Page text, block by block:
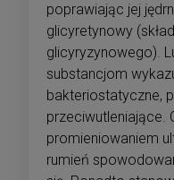
poprawiając jej
glicyretynowy
glicyryzynowego).
substancjom
bakteriostatyczne,
przeciwutleniające.
promieniowaniem
rumień